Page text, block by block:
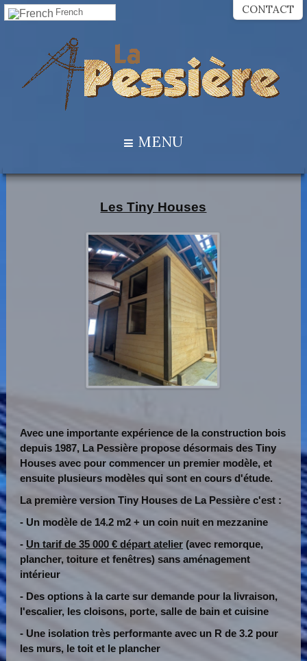
French
MENU
Les Tiny Houses
Avec une importante expérience de la construction bois
depuis 1987, La Pessière propose désormais des Tiny
Houses avec pour commencer un premier modèle, et
ensuite plusieurs modèles qui sont en cours d'étude.
La première version Tiny Houses de La Pessière c'est :
- Un modèle de 14.2 m2 + un coin nuit en mezzanine
- Un tarif de 35 000 € départ atelier(avec remorque,
plancher, toiture et fenêtres) sans aménagement
intérieur
- Des options à la carte sur demande pour la livraison,
l'escalier, les cloisons, porte, salle de bain et cuisine
- Une isolation très performante avec un R de 3.2 pour
les murs, le toit et le plancher
CONTACT